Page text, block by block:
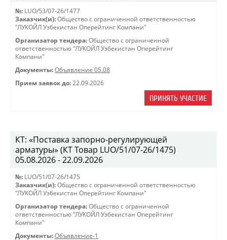
№: LUO/53/07-26/1477
Заказчик(и): Общество с ограниченной ответственностью
"ЛУКОЙЛ Узбекистан Оперейтинг Компани"
Организатор тендера: Общество с ограниченной
ответственностью "ЛУКОЙЛ Узбекистан Оперейтинг
Компани"
Документы: Объявление 05.08
Прием заявок до: 22.09.2026
ПРИНЯТЬ УЧАСТИЕ
КТ: «Поставка запорно-регулирующей
арматуры» (КТ Товар LUO/51/07-26/1475)
05.08.2026 - 22.09.2026
№: LUO/51/07-26/1475
Заказчик(и): Общество с ограниченной ответственностью
"ЛУКОЙЛ Узбекистан Оперейтинг Компани"
Организатор тендера: Общество с ограниченной
ответственностью "ЛУКОЙЛ Узбекистан Оперейтинг
Компани"
Документы: Объявление-1